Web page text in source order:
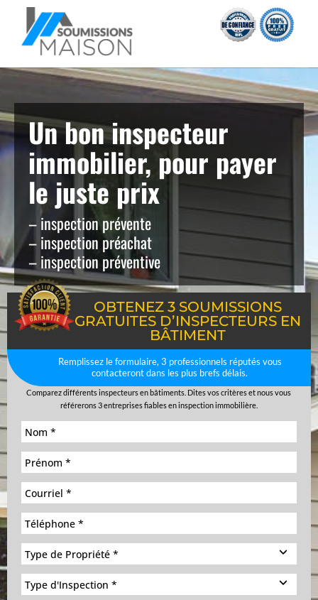
Un bon inspecteur
immobilier, pour payer
le juste prix
– inspection prévente
– inspection préachat
– inspection préventive
OBTENEZ 3 SOUMISSIONS
GRATUITES D’INSPECTEURS EN
BÂTIMENT
Remplissez le formulaire, 3 professionnels réputés vous
contacteront dans les plus brefs délais.
Comparez différents inspecteurs en bâtiments. Dites vos critères et nous vous
référerons 3 entreprises fiables en inspection immobilière.